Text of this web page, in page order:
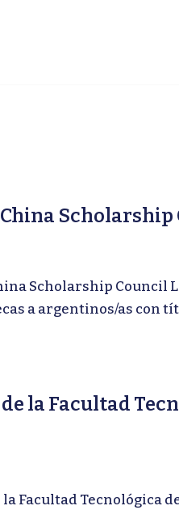
Scholarship
Scholarship
a argentinos/as con
la Facultad
Facultad Tecnológica